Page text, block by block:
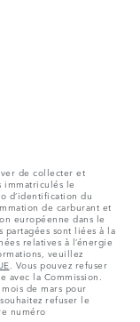
de collecter et
immatriculés le
d’identification du
de carburant et
européenne dans le
partagées sont liées à la
relatives à l’énergie
veuillez
. Vous pouvez refuser
la Commission.
de mars pour
refuser le
numéro